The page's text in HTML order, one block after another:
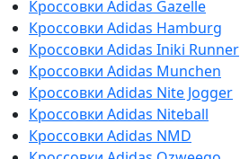
Кроссовки Adidas Gazelle
Кроссовки Adidas Hamburg
Кроссовки Adidas Iniki Runner
Кроссовки Adidas Munchen
Кроссовки Adidas Nite Jogger
Кроссовки Adidas Niteball
Кроссовки Adidas NMD